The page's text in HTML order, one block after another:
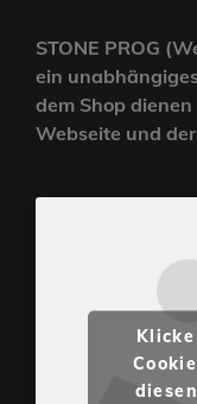
STONE PROG
ein
dem Shop
Webseite und